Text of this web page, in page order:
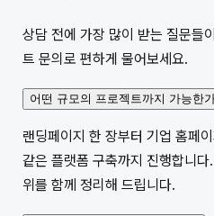
상담 전에 가장 많이 받는 질문들
트 문의로 편하게 물어보세요.
어떤 규모의 프로젝트까지 가능한
랜딩페이지 한 장부터 기업 홈페
같은 플랫폼 구축까지 진행합니
위를 함께 정리해 드립니다.